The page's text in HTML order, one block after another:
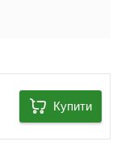
Купити